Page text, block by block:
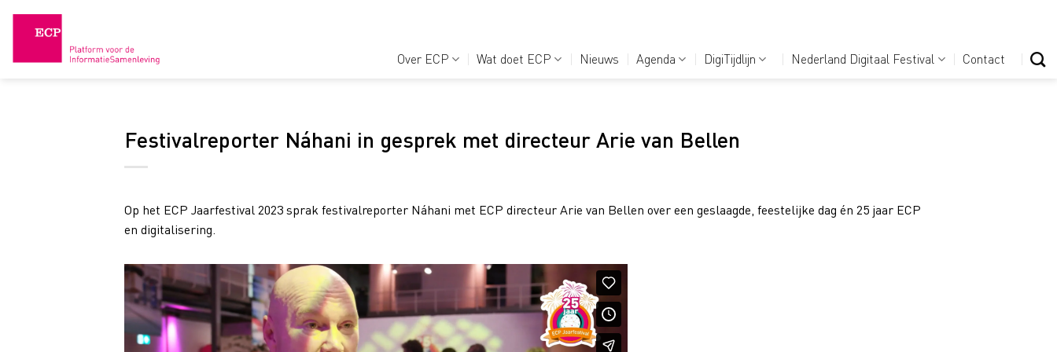
Over ECP Wat doet ECP Nieuws Agenda DigiTijdlijn Nederland Digitaal Festival Contact
Festivalreporter Náhani in gesprek met directeur Arie van Bellen
Op het ECP Jaarfestival 2023 sprak festivalreporter Náhani met ECP directeur Arie van Bellen over een geslaagde, feestelijke dag én 25 jaar ECP
en digitalisering.